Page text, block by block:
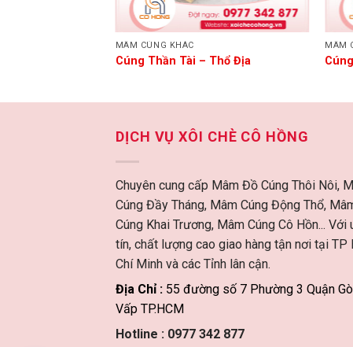
MÂM CÚNG KHÁC
Cúng Thần Tài – Thổ Địa
MÂM
DỊCH VỤ XÔI CHÈ CÔ HỒNG
Chuyên cung cấp Mâm Đồ Cúng Thôi Nôi,
Cúng Đầy Tháng, Mâm Cúng Động Thổ,
Cúng Khai Trương, Mâm Cúng Cô Hồn... Với
tín, chất lượng cao giao hàng tận nơi tại TP
Chí Minh và các Tỉnh lân cận.
Địa Chỉ : 55 đường số 7 Phường 3 Quận Gò
Vấp TP.HCM
Hotline : 0977 342 877